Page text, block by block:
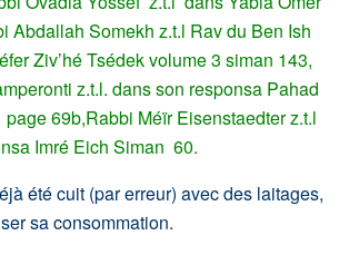
Abdallah Somekh z.t.l Rav du Ben Ish
Ziv’hé Tsédek volume 3 siman 143,
z.t.l. dans son responsa Pahad
69b,Rabbi Méïr Eisenstaedter z.t.l
Imré Eich Siman 60.
été cuit (par erreur) avec des laitages,
sa consommation.